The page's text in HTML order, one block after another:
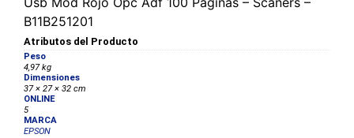
B11B251201
Atributos del Producto
Peso
4,97 kg
Dimensiones
37 × 27 × 32 cm
ONLINE
5
MARCA
EPSON